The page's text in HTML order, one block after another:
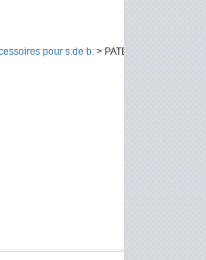
pour s.de b.> PATERES